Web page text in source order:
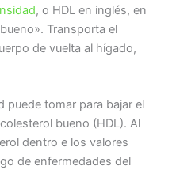
, o HDL en inglés, en
Transporta el
de vuelta al hígado,
puede tomar para bajar el
bueno (HDL). Al
dentro e los valores
de enfermedades del